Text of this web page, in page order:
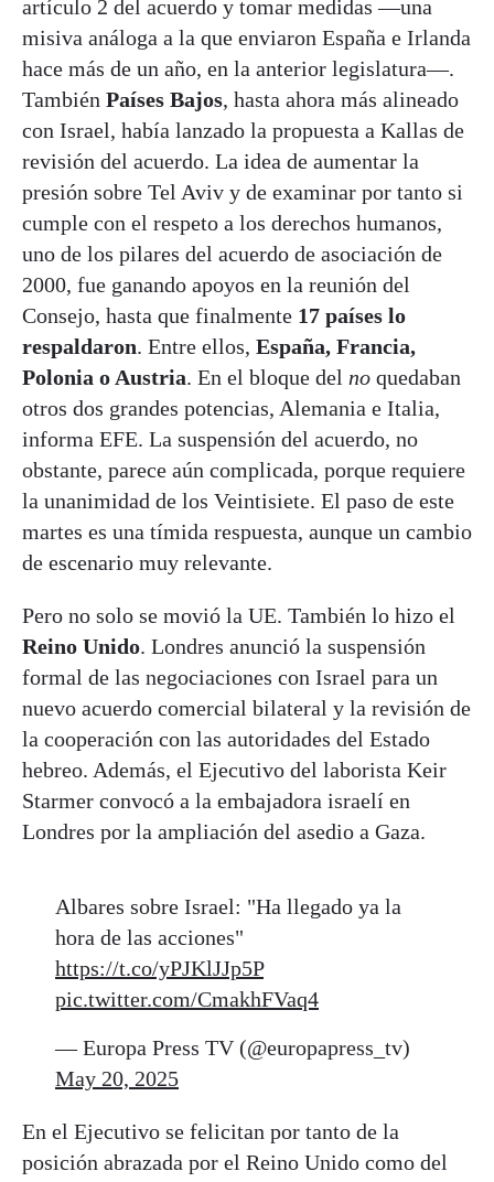
artículo 2 del acuerdo y tomar medidas —una
misiva análoga a la que enviaron España e Irlanda
hace más de un año, en la anterior legislatura—.
También Países Bajos, hasta ahora más alineado
con Israel, había lanzado la propuesta a Kallas de
revisión del acuerdo. La idea de aumentar la
presión sobre Tel Aviv y de examinar por tanto si
cumple con el respeto a los derechos humanos,
uno de los pilares del acuerdo de asociación de
2000, fue ganando apoyos en la reunión del
Consejo, hasta que finalmente 17 países lo
respaldaron. Entre ellos, España, Francia,
Polonia o Austria. En el bloque del no quedaban
otros dos grandes potencias, Alemania e Italia,
informa EFE. La suspensión del acuerdo, no
obstante, parece aún complicada, porque requiere
la unanimidad de los Veintisiete. El paso de este
martes es una tímida respuesta, aunque un cambio
de escenario muy relevante.
Pero no solo se movió la UE. También lo hizo el
Reino Unido. Londres anunció la suspensión
formal de las negociaciones con Israel para un
nuevo acuerdo comercial bilateral y la revisión de
la cooperación con las autoridades del Estado
hebreo. Además, el Ejecutivo del laborista Keir
Starmer convocó a la embajadora israelí en
Londres por la ampliación del asedio a Gaza.
Albares sobre Israel: "Ha llegado ya la
hora de las acciones"
https://t.co/yPJKlJJp5P
pic.twitter.com/CmakhFVaq4
— Europa Press TV (@europapress_tv)
May 20, 2025
En el Ejecutivo se felicitan por tanto de la
posición abrazada por el Reino Unido como del